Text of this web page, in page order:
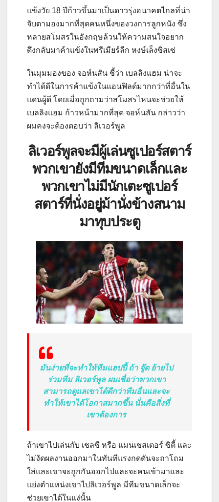
แข้งวัย 18 ปีก้าวขึ้นมาเป็นดาวรุ่งอนาคตไกลที่น่า
จับตามองมากที่สุดคนหนึ่งของวงการลูกหนัง ซึ่ง
หลายสโมสรในอังกฤษล้วนให้ความสนใจอยาก
ดึงกลับมาค้าแข้งในพรีเมียร์ลีก หงษ์เล็งซิสเซ่
ในมุมมองของ จอห์นสัน ชี้ว่า เบลลิงแฮม น่าจะ
ทำได้ดีในการค้าแข้งในแอนฟิลด์มากกว่าที่อื่นใน
แดนผู้ดี โดยเมื่อถูกถามว่าสโมสรไหนจะช่วยให้
เบลลิงแฮม ก้าวหน้ามากที่สุด จอห์นสัน กล่าวว่า
ผมคงจะต้องตอบว่า ลิเวอร์พูล
ลิเวอร์พูลจะมีผู้เล่นซูเปอร์สตาร์
พวกเขายังมีทีมขนาดเล็กและ
พวกเขาไม่มีนักเตะซูเปอร์
สตาร์ที่นั่งอยู่ม้านั่งข้างสนาม
มาทุบประตู
มันง่ายที่จะทำให้ทีมแฮปปี้ ถ้า จู๊ด ย้ายไป
ร่วมทีม ลิเวอร์พูล ผมเชื่อว่าพวกเขา
สามารถดูแลเขาได้ดีกว่าทีมอื่นและจะ
ทำให้เขาได้โอกาสมากขึ้น นั่นคือสิ่งที่
เขาต้องการ
ถ้าเขาไปเล่นกับ เชลซี หรือ แมนเชสเตอร์ ซิตี้ และ
ไม่งัดผลงานออกมาในทันทีแรงกดดันจะถาโถม
ใส่และเขาจะถูกกันออกไปและจะคนเข้ามาและ
แย่งตำแหน่งเขาไปลิเวอร์พูล มีทีมขนาดเล็กจะ
ช่วยเขาได้ในแง่นั้น